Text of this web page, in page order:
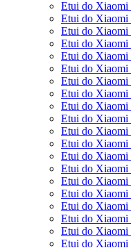
Etui do
Etui do
Etui do
Etui do
Etui do
Etui do
Etui do
Etui do
Etui do
Etui do Xiaomi
Etui do Xiaomi
Etui do Xiaomi
Etui do Xiaomi
Etui do Xiaomi
Etui do Xiaomi
Etui do
Etui do Xiaomi
Etui do Xiaomi
Etui do Xiaomi
Etui do Xiaomi